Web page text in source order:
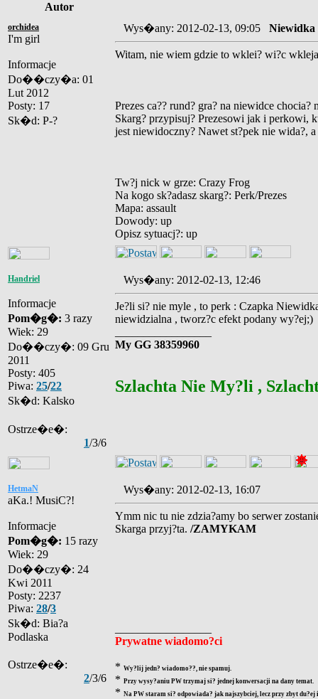
Autor
orchidea
I'm girl
Informacje
Do��czy�a: 01
Lut 2012
Posty: 17
Sk�d: P-?
Wys�any: 2012-02-13, 09:05 Niewidka
Witam, nie wiem gdzie to wklei? wi?c
Prezes ca?? rund? gra? na niewidce chocia?
Skarg? przypisuj? Prezesowi jak i perkowi,
jest niewidoczny? Nawet st?pek nie wida?,
Tw?j nick w grze: Crazy Frog
Na kogo sk?adasz skarg?: Perk/Prezes
Mapa: assault
Dowody: up
Opisz sytuacj?: up
Handriel
Informacje
Pom�g�: 3 razy
Wiek: 29
Do��czy�: 09 Gru
2011
Posty: 405
Piwa: 25/22
Sk�d: Kalsko
Ostrze�e�:
1/3/6
Wys�any: 2012-02-13, 12:46
Je?li si? nie myle , to perk : Czapka
niewidzialna , tworz?c efekt podany wy?ej;)
My GG 38359960
Szlachta Nie My?li ,
HetmaN
aKa.! MusiC?!
Informacje
Pom�g�: 15 razy
Wiek: 29
Do��czy�: 24
Kwi 2011
Posty: 2237
Piwa: 28/3
Sk�d: Bia?a
Podlaska
Ostrze�e�:
2/3/6
Wys�any: 2012-02-13, 16:07
Ymm nic tu nie zdzia?amy bo serwer
Skarga przyj?ta. /ZAMYKAM
Prywatne wiadomo?ci
* Wy?lij jedn? wiadomo??, nie spamuj.
* Przy wysy?aniu PW trzymaj si? jednej konwersacji na dany temat.
* Na PW staram si? odpowiada? jak najszybciej, lecz przy zbyt